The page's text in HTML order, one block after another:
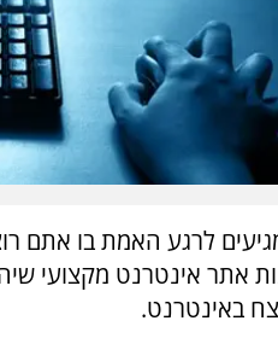
לרגע האמת בו אתם
אתר אינטרנט מקצועי
באינטרנט.